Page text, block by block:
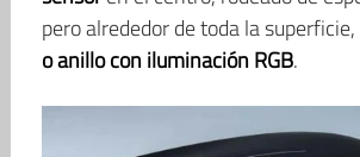
pero alrededor de toda la
o anillo con iluminación RGB.